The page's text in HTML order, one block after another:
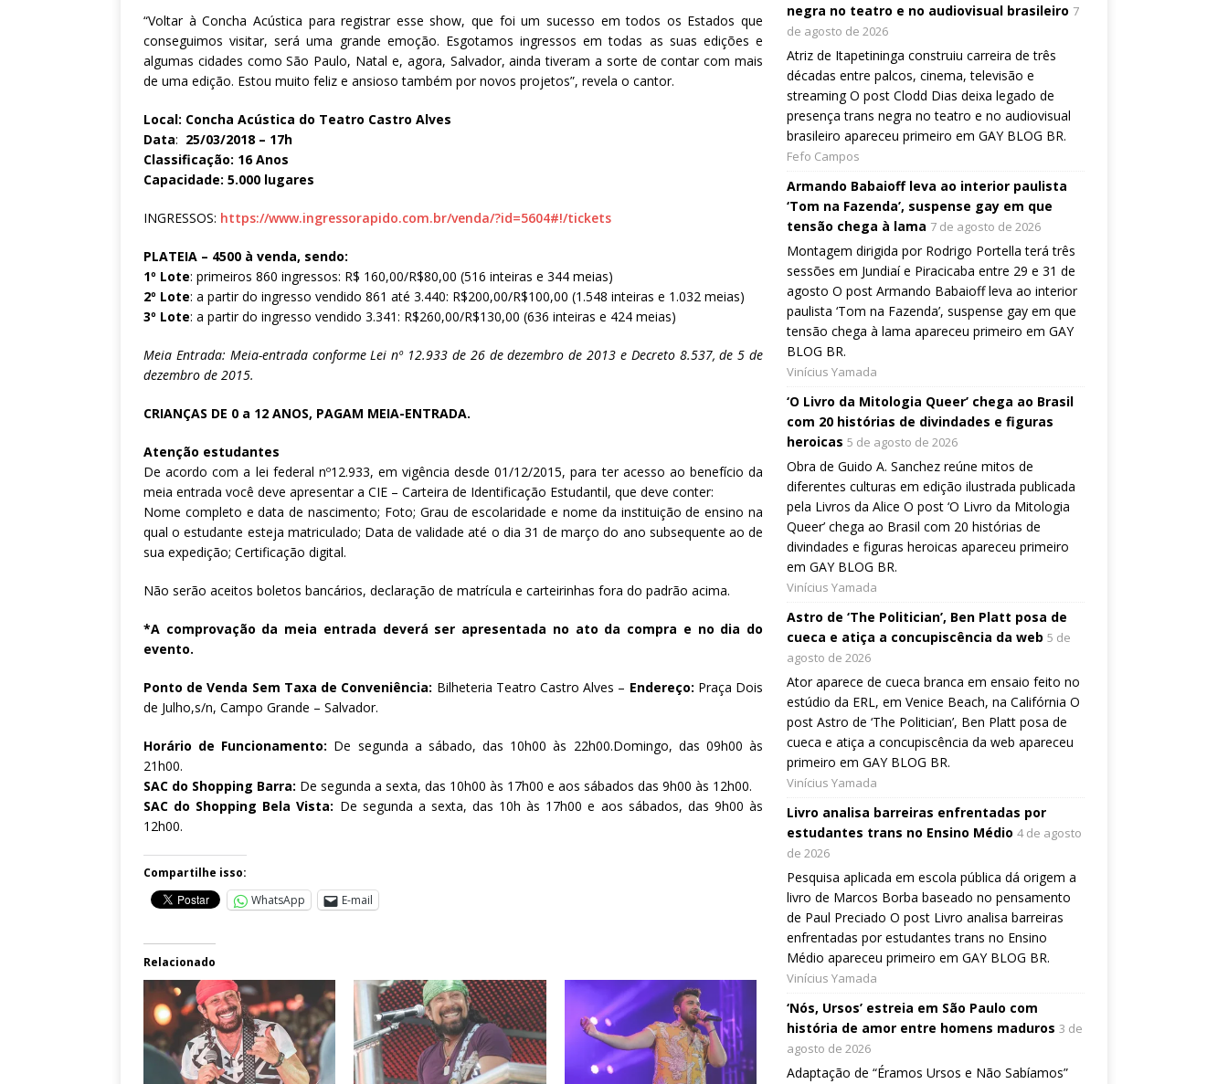
“Voltar à Concha Acústica para registrar esse show, que foi um sucesso em todos os Estados que
conseguimos visitar, será uma grande emoção. Esgotamos ingressos em todas as suas edições e
algumas cidades como São Paulo, Natal e, agora, Salvador, ainda tiveram a sorte de contar com mais
de uma edição. Estou muito feliz e ansioso também por novos projetos”, revela o cantor.
Local: Concha Acústica do Teatro Castro Alves
Data: 25/03/2018 – 17h
Classificação: 16 Anos
Capacidade: 5.000 lugares
INGRESSOS: https://www.ingressorapido.com.br/venda/?id=5604#!/tickets
PLATEIA – 4500 à venda, sendo:
1º Lote: primeiros 860 ingressos: R$ 160,00/R$80,00 (516 inteiras e 344 meias)
2º Lote: a partir do ingresso vendido 861 até 3.440: R$200,00/R$100,00 (1.548 inteiras e 1.032 meias)
3º Lote: a partir do ingresso vendido 3.341: R$260,00/R$130,00 (636 inteiras e 424 meias)
Meia Entrada: Meia-entrada conforme Lei nº 12.933 de 26 de dezembro de 2013 e Decreto 8.537, de 5 de
dezembro de 2015.
CRIANÇAS DE 0 a 12 ANOS, PAGAM MEIA-ENTRADA.
Atenção estudantes
De acordo com a lei federal nº12.933, em vigência desde 01/12/2015, para ter acesso ao benefício da
meia entrada você deve apresentar a CIE – Carteira de Identificação Estudantil, que deve conter:
Nome completo e data de nascimento; Foto; Grau de escolaridade e nome da instituição de ensino na
qual o estudante esteja matriculado; Data de validade até o dia 31 de março do ano subsequente ao de
sua expedição; Certificação digital.
Não serão aceitos boletos bancários, declaração de matrícula e carteirinhas fora do padrão acima.
*A comprovação da meia entrada deverá ser apresentada no ato da compra e no dia do
evento.
Ponto de Venda Sem Taxa de Conveniência: Bilheteria Teatro Castro Alves – Endereço: Praça Dois
de Julho,s/n, Campo Grande – Salvador.
Horário de Funcionamento: De segunda a sábado, das 10h00 às 22h00.Domingo, das 09h00 às
21h00.
SAC do Shopping Barra: De segunda a sexta, das 10h00 às 17h00 e aos sábados das 9h00 às 12h00.
SAC do Shopping Bela Vista: De segunda a sexta, das 10h às 17h00 e aos sábados, das 9h00 às
12h00.
Compartilhe isso:
WhatsApp
E-mail
Relacionado
negra no teatro e no audiovisual brasileiro 7
de agosto de 2026
Atriz de Itapetininga construiu carreira de três
décadas entre palcos, cinema, televisão e
streaming O post Clodd Dias deixa legado de
presença trans negra no teatro e no audiovisual
brasileiro apareceu primeiro em GAY BLOG BR.
Fefo Campos
Armando Babaioff leva ao interior paulista
‘Tom na Fazenda’, suspense gay em que
tensão chega à lama 7 de agosto de 2026
Montagem dirigida por Rodrigo Portella terá três
sessões em Jundiaí e Piracicaba entre 29 e 31 de
agosto O post Armando Babaioff leva ao interior
paulista ‘Tom na Fazenda’, suspense gay em que
tensão chega à lama apareceu primeiro em GAY
BLOG BR.
Vinícius Yamada
‘O Livro da Mitologia Queer’ chega ao Brasil
com 20 histórias de divindades e figuras
heroicas 5 de agosto de 2026
Obra de Guido A. Sanchez reúne mitos de
diferentes culturas em edição ilustrada publicada
pela Livros da Alice O post ‘O Livro da Mitologia
Queer’ chega ao Brasil com 20 histórias de
divindades e figuras heroicas apareceu primeiro
em GAY BLOG BR.
Vinícius Yamada
Astro de ‘The Politician’, Ben Platt posa de
cueca e atiça a concupiscência da web 5 de
agosto de 2026
Ator aparece de cueca branca em ensaio feito no
estúdio da ERL, em Venice Beach, na Califórnia O
post Astro de ‘The Politician’, Ben Platt posa de
cueca e atiça a concupiscência da web apareceu
primeiro em GAY BLOG BR.
Vinícius Yamada
Livro analisa barreiras enfrentadas por
estudantes trans no Ensino Médio 4 de agosto
de 2026
Pesquisa aplicada em escola pública dá origem a
livro de Marcos Borba baseado no pensamento
de Paul Preciado O post Livro analisa barreiras
enfrentadas por estudantes trans no Ensino
Médio apareceu primeiro em GAY BLOG BR.
Vinícius Yamada
‘Nós, Ursos’ estreia em São Paulo com
história de amor entre homens maduros 3 de
agosto de 2026
Adaptação de “Éramos Ursos e Não Sabíamos”